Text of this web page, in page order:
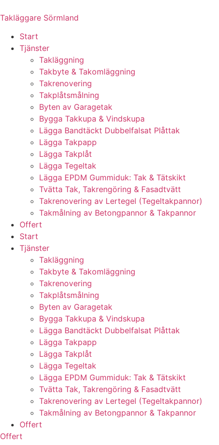
to
Takläggare Sörmland
Start
Tjänster
Takläggning
Takbyte & Takomläggning
Takrenovering
Takplåtsmålning
Byten av Garagetak
Bygga Takkupa & Vindskupa
Lägga Bandtäckt Dubbelfalsat Plåttak
Lägga Takpapp
Lägga Takplåt
Lägga Tegeltak
Lägga EPDM Gummiduk: Tak & Tätskikt
Tvätta Tak, Takrengöring & Fasadtvätt
Takrenovering av Lertegel (Tegeltakpannor)
Takmålning av Betongpannor & Takpannor
Offert
Start
Tjänster
Takläggning
Takbyte & Takomläggning
Takrenovering
Takplåtsmålning
Byten av Garagetak
Bygga Takkupa & Vindskupa
Lägga Bandtäckt Dubbelfalsat Plåttak
Lägga Takpapp
Lägga Takplåt
Lägga Tegeltak
Lägga EPDM Gummiduk: Tak & Tätskikt
Tvätta Tak, Takrengöring & Fasadtvätt
Takrenovering av Lertegel (Tegeltakpannor)
Takmålning av Betongpannor & Takpannor
Offert
Offert